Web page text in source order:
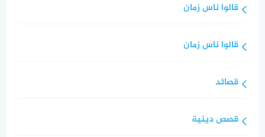
قالوا ناس زمان
قالوا ناس زمان
قصائد
قصص دينية